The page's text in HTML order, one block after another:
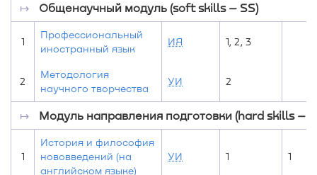
↦ Общенаучный модуль (soft skills – SS)
1
Профессиональный
иностранный язык
ИЯ 1, 2, 3
2
Методология
научного творчества
УИ 2
↦ Модуль направления подготовки (hard skills –
1
История и философия
нововведений (на
английском языке)
УИ 1 1